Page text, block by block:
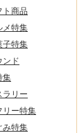
ト商品
メ特集
子特集
ンド
集
ラリー
リー特集
み特集